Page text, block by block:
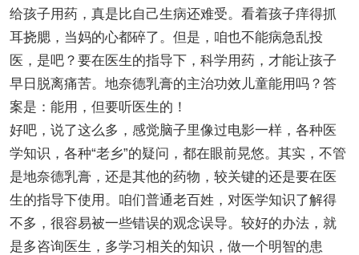
给孩子用药，真是比自己生病还难受。看着孩子痒得抓
耳挠腮，当妈的心都碎了。但是，咱也不能病急乱投
医，是吧？要在医生的指导下，科学用药，才能让孩子
早日脱离痛苦。地奈德乳膏的主治功效儿童能用吗？答
案是：能用，但要听医生的！
好吧，说了这么多，感觉脑子里像过电影一样，各种医
学知识，各种“老乡”的疑问，都在眼前晃悠。其实，不管
是地奈德乳膏，还是其他的药物，较关键的还是要在医
生的指导下使用。咱们普通老百姓，对医学知识了解得
不多，很容易被一些错误的观念误导。较好的办法，就
是多咨询医生，多学习相关的知识，做一个明智的患